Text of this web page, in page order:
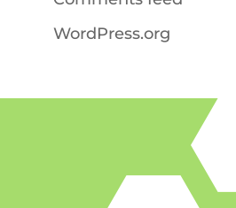
WordPress.org